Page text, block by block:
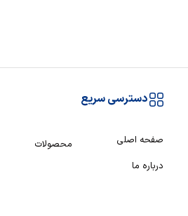
دسترسی سریع
صفحه اصلی محصولات
درباره ما